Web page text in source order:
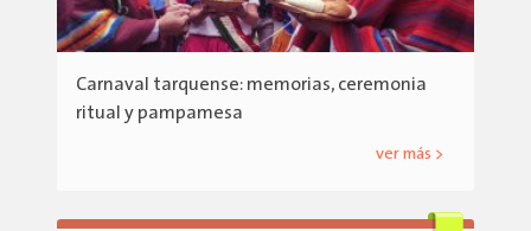
Carnaval tarquense: memorias, ceremonia
ritual y pampamesa
ver más >